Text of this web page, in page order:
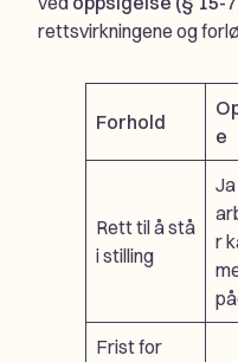
rettsvirkningene og
Forhold
e
Rett til å stå
i stilling
Ja
r
Frist for